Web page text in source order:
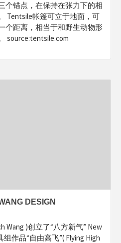
个锚点，在保持在张力下的相
Tentsile帐篷可立于地面，可
个距离，相当于和野生动物形
source:tentsile.com
DESIGN
Wang )创立了“八方新气” New
作品“自由高飞”( Flying High